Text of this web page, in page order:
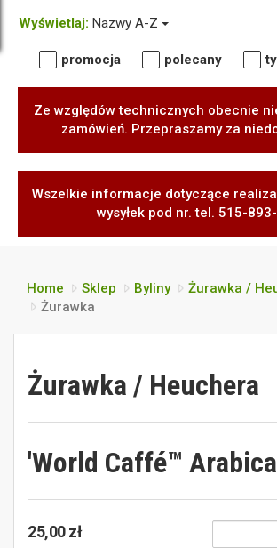
Wyświetlaj: Nazwy A-Z
promocja polecany
Ze względów technicznych obecnie
zamówień. Przepraszamy za
Wszelkie informacje dotyczące
wysyłek pod nr. tel. 515-
Home Sklep Byliny
Żurawka /
Żurawka
Żurawka / Heuchera
'World Caffé™
25,00 zł